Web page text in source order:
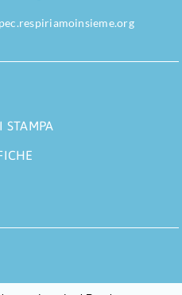
STAMPA